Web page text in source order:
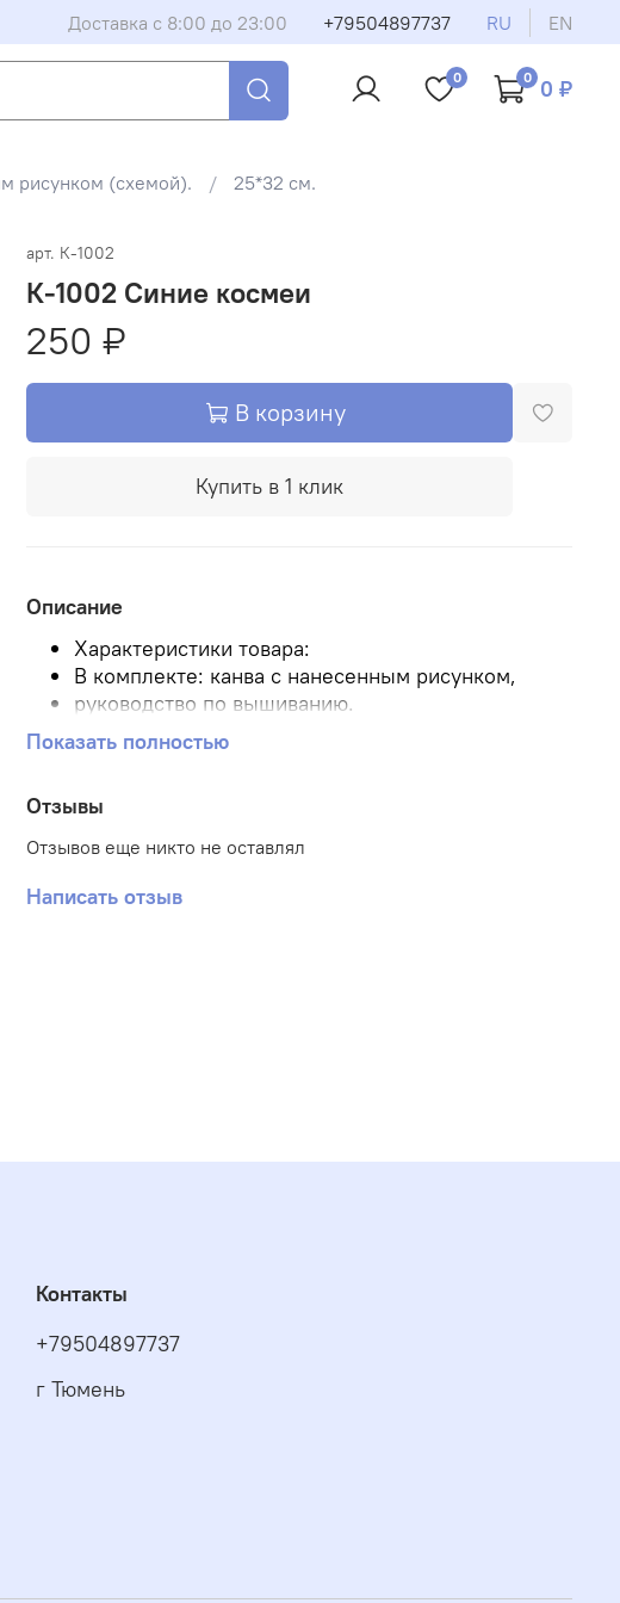
Доставка с 8:00 до 23:00 +79504897737 RU EN
0 0 0 ₽
рисунком (схемой). 25*32 см.
арт. К-1002
К-1002 Синие космеи
250 ₽
В корзину
Купить в 1 клик
Описание
Характеристики товара:
В комплекте: канва с нанесенным рисунком,
руководство по вышиванию.
Размер рисунка 14*29 см.
Примечание: нитки в комплект не входят.
Показать полностью
Отзывы
Отзывов еще никто не оставлял
Написать отзыв
Контакты
+79504897737
г Тюмень